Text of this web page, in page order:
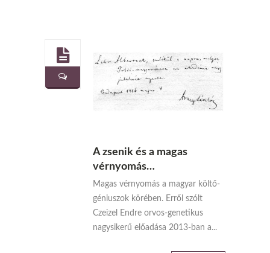
A zsenik és a magas
vérnyomás…
Magas vérnyomás a magyar költő-
géniuszok körében. Erről szólt
Czeizel Endre orvos-genetikus
nagysikerű előadása 2013-ban a...